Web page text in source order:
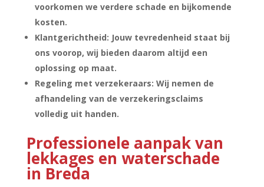
voorkomen we verdere schade en bijkomende
kosten.​
Klantgerichtheid: Jouw tevredenheid staat bij
ons voorop, wij bieden daarom altijd een
oplossing op maat.​
Regeling met verzekeraars: Wij nemen de
afhandeling van de verzekeringsclaims
volledig uit handen.​
Professionele aanpak van
lekkages en waterschade
in Breda